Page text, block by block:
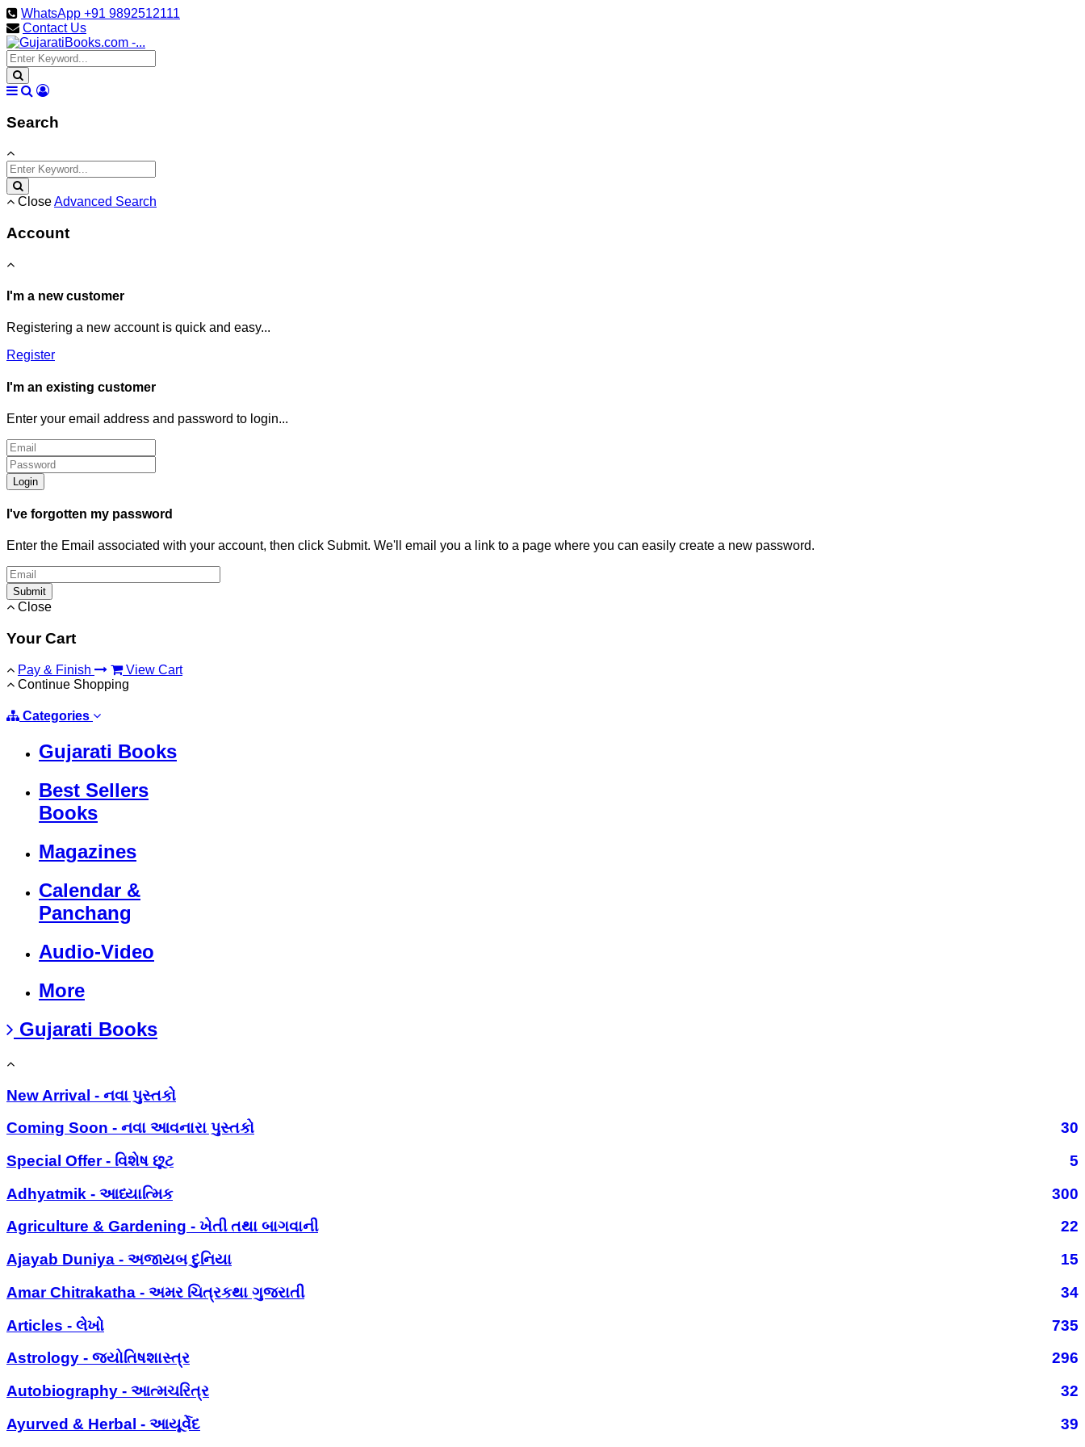
WhatsApp +91 9892512111
Contact Us
Search
CloseAdvanced Search
Account
I'm a new customer
Registering a new account is quick and easy...
Register
I'm an existing customer
Enter your email address and password to login...
Login
I've forgotten my password
Enter the Email associated with your account, then click Submit. We'll email you a link to a page where you can easily create a new password.
Submit
Close
Your Cart
Pay & Finish
View Cart
Continue Shopping
Categories
Gujarati Books
Best Sellers
Books
Magazines
Calendar &
Panchang
Audio-Video
More
Gujarati Books
New Arrival - નવા પુસ્તકો
Coming Soon - નવા આવનારા પુસ્તકો
30
Special Offer - વિશેષ છૂટ
5
Adhyatmik - આધ્યાત્મિક
300
Agriculture & Gardening - ખેતી તથા બાગવાની
22
Ajayab Duniya - અજાયબ દુનિયા
15
Amar Chitrakatha - અમર ચિત્રકથા ગુજરાતી
34
Articles - લેખો
735
Astrology - જ્યોતિષશાસ્ત્ર
296
Autobiography - આત્મચરિત્ર
32
Ayurved & Herbal - આયૂર્વેદ
39